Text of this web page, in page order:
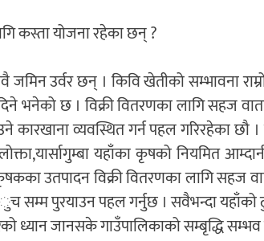
कस्ता योजना रहेका छन् ?
जमिन उर्वर छन् । किवि खेतीको सम्भावना
भनेको छ । विक्री वितरणका लागि सहज
कारखाना व्यवस्थित गर्न पहल गरिरहेका
यहाँका कृषको नियमित
उतपादन विक्री वितरणका लागि सहज
पुरयाउन पहल गर्नुछ । सवैभन्दा यहाँको
ध्यान जानसके गाउँपालिकाको सम्बृद्धि